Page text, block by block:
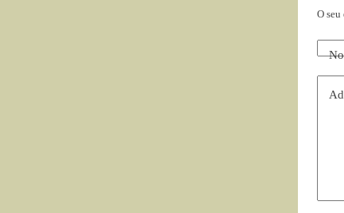
O seu